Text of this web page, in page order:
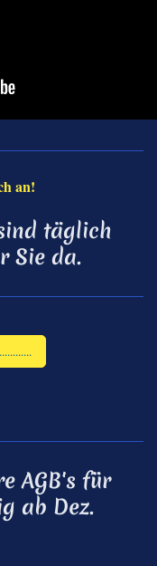
an!
täglich
Sie da.
AGB's für
ab Dez.